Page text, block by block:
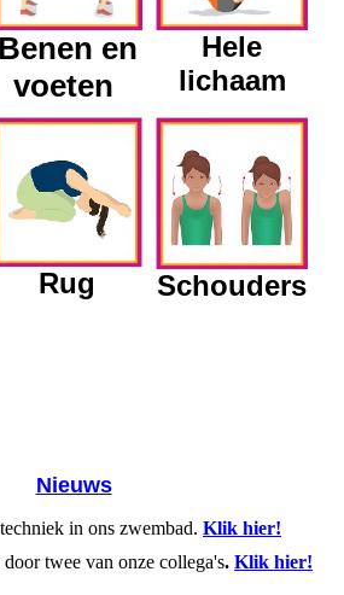
Benen en
voeten
Hele
lichaam
Rug Schouders
Nieuws
in ons zwembad. Klik hier!
door twee van onze collega's. Klik hier!